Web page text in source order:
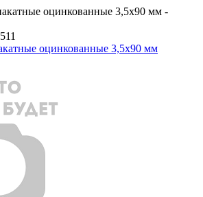
оцинкованные 3,5x90 мм